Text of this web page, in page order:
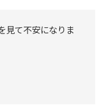
見て不安になりま